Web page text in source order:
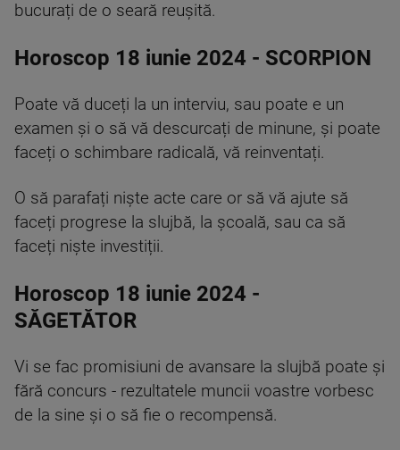
bucurați de o seară reușită.
Horoscop 18 iunie 2024 - SCORPION
Poate vă duceți la un interviu, sau poate e un
examen și o să vă descurcați de minune, și poate
faceți o schimbare radicală, vă reinventați.
O să parafați niște acte care or să vă ajute să
faceți progrese la slujbă, la școală, sau ca să
faceți niște investiții.
Horoscop 18 iunie 2024 -
SĂGETĂTOR
Vi se fac promisiuni de avansare la slujbă poate și
fără concurs - rezultatele muncii voastre vorbesc
de la sine și o să fie o recompensă.